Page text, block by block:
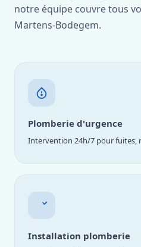
notre équipe couvre tous
Martens-Bodegem.
Plomberie d'urgence
Intervention 24h/7 pour fuites,
Installation plomberie